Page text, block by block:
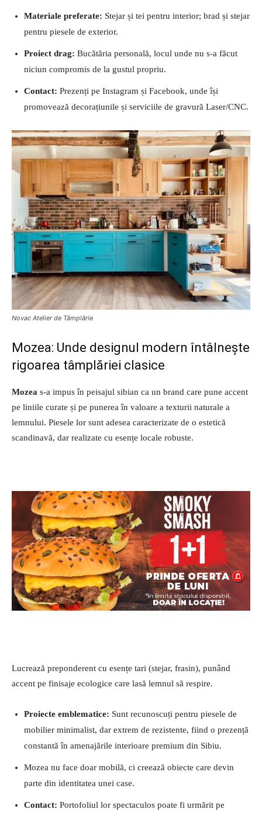
Materiale preferate: Stejar și tei pentru interior; brad și stejar
pentru piesele de exterior.
Proiect drag: Bucătăria personală, locul unde nu s-a făcut
niciun compromis de la gustul propriu.
Contact: Prezenți pe Instagram și Facebook, unde își
promovează decorațiunile și serviciile de gravură Laser/CNC.
Novac Atelier de Tâmplărie
Mozea: Unde designul modern întâlnește
rigoarea tâmplăriei clasice
Mozea s-a impus în peisajul sibian ca un brand care pune accent
pe liniile curate și pe punerea în valoare a texturii naturale a
lemnului. Piesele lor sunt adesea caracterizate de o estetică
scandinavă, dar realizate cu esențe locale robuste.
Lucrează preponderent cu esențe tari (stejar, frasin), punând
accent pe finisaje ecologice care lasă lemnul să respire.
Proiecte emblematice: Sunt recunoscuți pentru piesele de
mobilier minimalist, dar extrem de rezistente, fiind o prezență
constantă în amenajările interioare premium din Sibiu.
Mozea nu face doar mobilă, ci creează obiecte care devin
parte din identitatea unei case.
Contact: Portofoliul lor spectaculos poate fi urmărit pe